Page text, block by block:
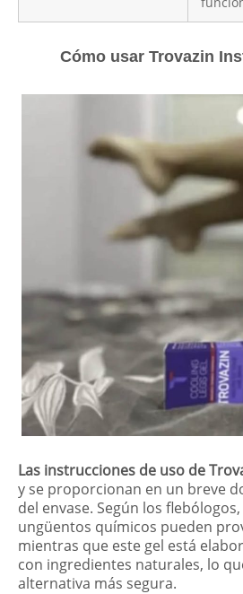
Cómo usar Trovazin
Las instrucciones de uso de
y se proporcionan en un breve
del envase. Según los
ungüentos químicos pueden
mientras que este gel está
con ingredientes naturales, lo
alternativa más segura.